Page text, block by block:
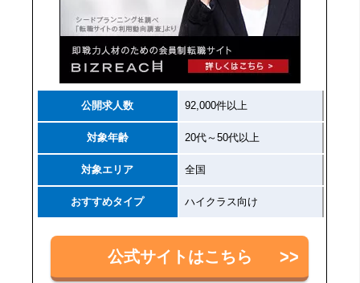
公開求人数 92,000件以上
対象年齢 20代～50代以上
対象エリア 全国
おすすめタイプ ハイクラス向け
公式サイトはこちら